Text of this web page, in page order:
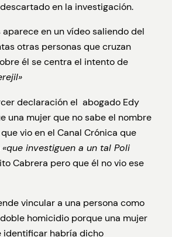
en la investigación.
aparece en un vídeo saliendo del
otras personas que cruzan
él se centra el intento de
declaración el abogado Edy
una mujer que no sabe el nombre
vio en el Canal Crónica que
«que investiguen a un tal Poli
Cabrera pero que él no vio ese
vincular a una persona como
homicidio porque una mujer
identificar habría dicho